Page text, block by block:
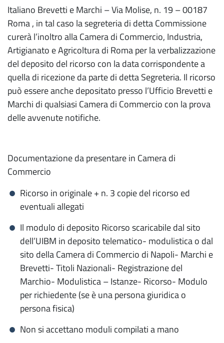
Italiano Brevetti e Marchi – Via Molise, n. 19 – 00187
Roma , in tal caso la segreteria di detta Commissione
curerà l’inoltro alla Camera di Commercio, Industria,
Artigianato e Agricoltura di Roma per la verbalizzazione
del deposito del ricorso con la data corrispondente a
quella di ricezione da parte di detta Segreteria. Il ricorso
può essere anche depositato presso l’Ufficio Brevetti e
Marchi di qualsiasi Camera di Commercio con la prova
delle avvenute notifiche.
Documentazione da presentare in Camera di
Commercio
Ricorso in originale + n. 3 copie del ricorso ed
eventuali allegati
Il modulo di deposito Ricorso scaricabile dal sito
dell’UIBM in deposito telematico- modulistica o dal
sito della Camera di Commercio di Napoli- Marchi e
Brevetti- Titoli Nazionali- Registrazione del
Marchio- Modulistica – Istanze- Ricorso- Modulo
per richiedente (se è una persona giuridica o
persona fisica)
Non si accettano moduli compilati a mano